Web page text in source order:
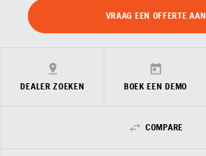
VRAAG EEN OFFERTE AAN
DEALER ZOEKEN BOEK EEN DEMO
COMPARE